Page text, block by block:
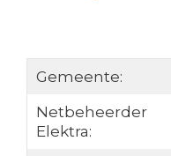
Gemeente:
Netbeheerder
Elektra: